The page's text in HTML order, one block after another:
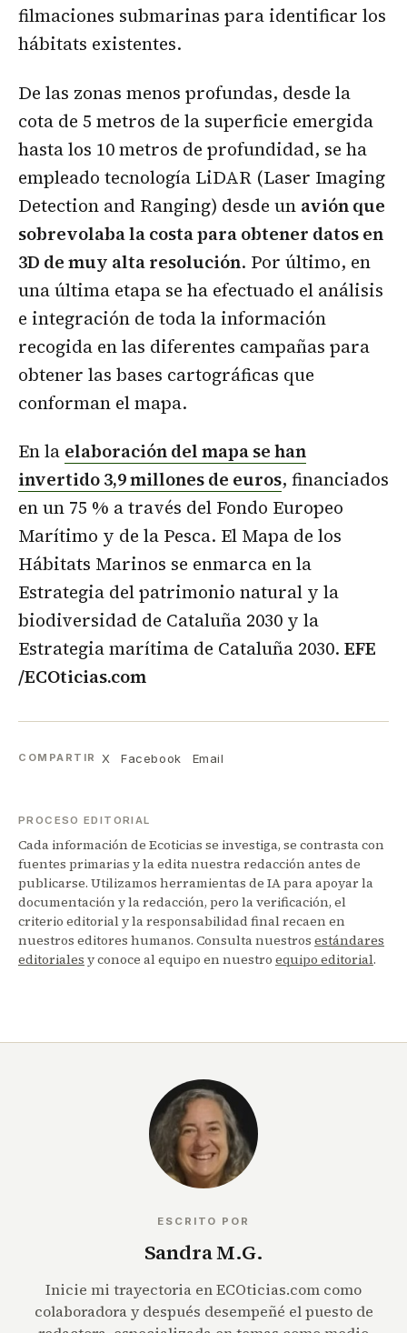
filmaciones submarinas para identificar los
hábitats existentes.
De las zonas menos profundas, desde la
cota de 5 metros de la superficie emergida
hasta los 10 metros de profundidad, se ha
empleado tecnología LiDAR (Laser Imaging
Detection and Ranging) desde un avión que
sobrevolaba la costa para obtener datos en
3D de muy alta resolución. Por último, en
una última etapa se ha efectuado el análisis
e integración de toda la información
recogida en las diferentes campañas para
obtener las bases cartográficas que
conforman el mapa.
En la elaboración del mapa se han
invertido 3,9 millones de euros, financiados
en un 75 % a través del Fondo Europeo
Marítimo y de la Pesca. El Mapa de los
Hábitats Marinos se enmarca en la
Estrategia del patrimonio natural y la
biodiversidad de Cataluña 2030 y la
Estrategia marítima de Cataluña 2030. EFE
/ECOticias.com
COMPARTIR X Facebook Email
PROCESO EDITORIAL
Cada información de Ecoticias se investiga, se contrasta con
fuentes primarias y la edita nuestra redacción antes de
publicarse. Utilizamos herramientas de IA para apoyar la
documentación y la redacción, pero la verificación, el
criterio editorial y la responsabilidad final recaen en
nuestros editores humanos. Consulta nuestros estándares
editoriales y conoce al equipo en nuestro equipo editorial.
ESCRITO POR
Sandra M.G.
Inicie mi trayectoria en ECOticias.com como
colaboradora y después desempeñé el puesto de